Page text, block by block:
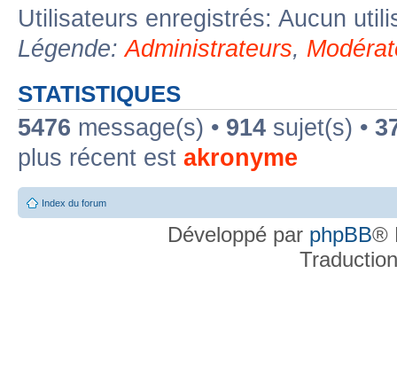
Utilisateurs enregistrés: Aucun
Légende:Administrateurs,
STATISTIQUES
5476 message(s) • 914 sujet(s) •
plus récent est akronyme
Index du forum
Développé par phpBB®